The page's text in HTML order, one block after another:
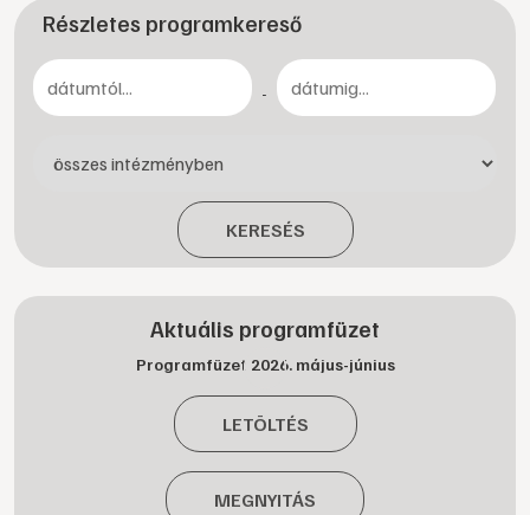
Részletes programkereső
-
KERESÉS
Aktuális programfüzet
Programfüzet 2026. május-június
LETÖLTÉS
MEGNYITÁS